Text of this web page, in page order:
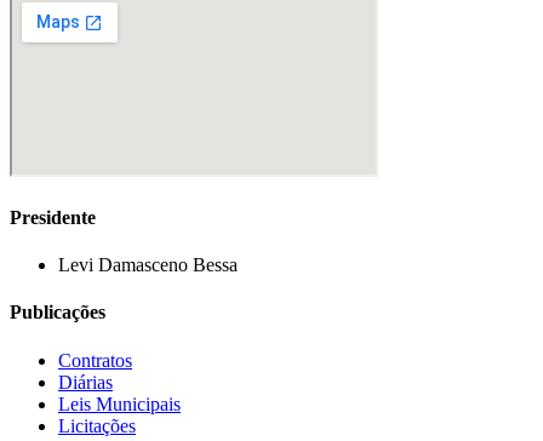
Presidente
Levi Damasceno Bessa
Publicações
Contratos
Diárias
Leis Municipais
Licitações